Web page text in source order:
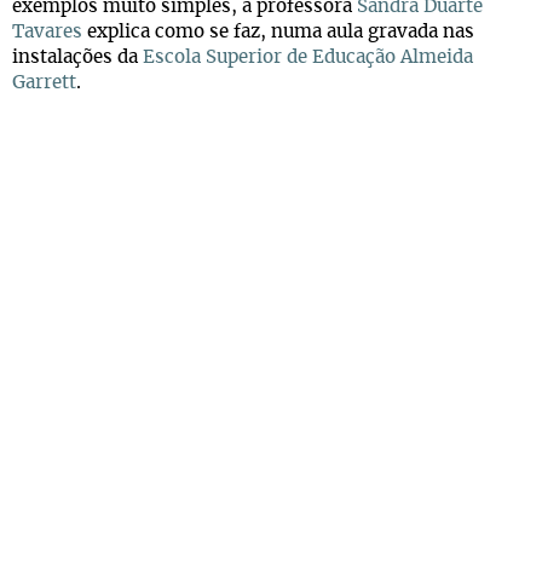
exemplos muito simples, a professora Sandra Duarte
Tavares explica como se faz, numa aula gravada nas
instalações da Escola Superior de Educação Almeida
Garrett.